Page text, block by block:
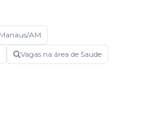
AM
Vagas na área de Saude